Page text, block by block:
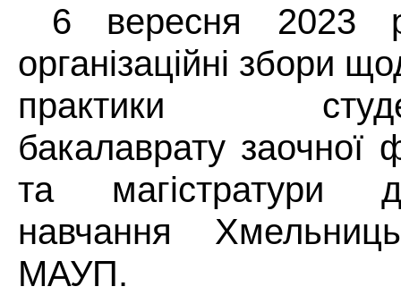
6 вересня 2023
організаційні збори
практики
бакалаврату заочної
та магістратури
навчання
МАУП.